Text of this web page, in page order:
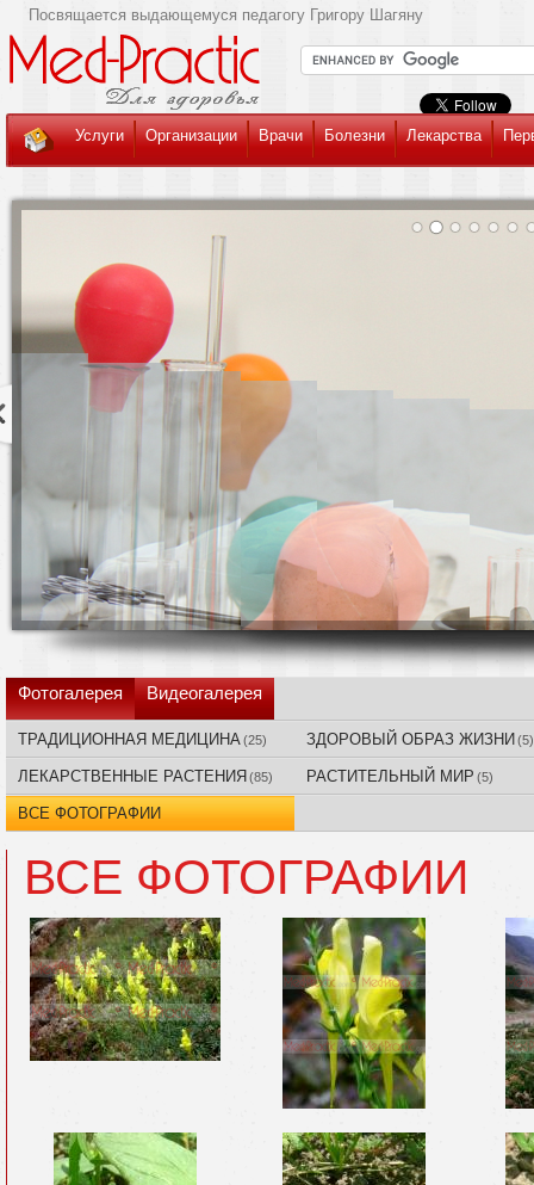
Посвящается выдающемуся педагогу Григору Шагяну
Услуги Организации Врачи Болезни Лекарства
Фотогалерея Видеогалерея
ТРАДИЦИОННАЯ МЕДИЦИНА(25) ЗДОРОВЫЙ ОБРАЗ ЖИЗНИ (5)
ЛЕКАРСТВЕННЫЕ РАСТЕНИЯ (85) РАСТИТЕЛЬНЫЙ МИР (5)
ВСЕ ФОТОГРАФИИ
ВСЕ ФОТОГРАФИИ